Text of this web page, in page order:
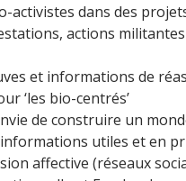
activistes dans des
actions
et informations de
‘les bio-centrés’
de construire un
utiles et en
affective (réseaux